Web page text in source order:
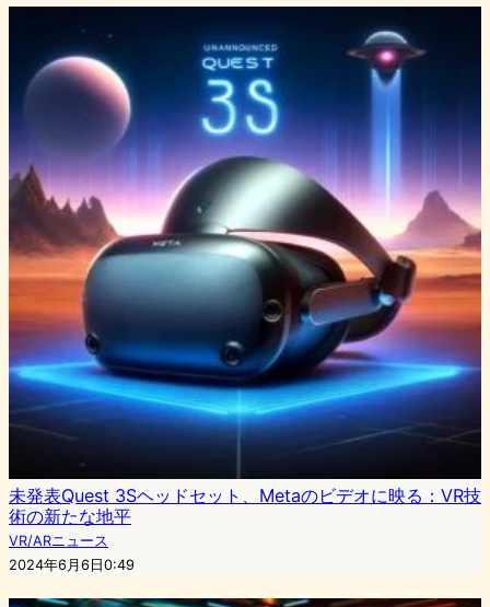
未発表Quest 3Sヘッドセット、Metaのビデオに映る：VR技
術の新たな地平
VR/ARニュース
2024年6月6日0:49